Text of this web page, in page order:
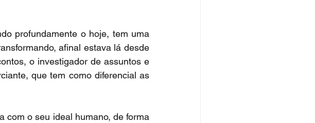
profundamente o hoje, tem uma
afinal estava lá desde
o investigador de assuntos e
que tem como diferencial as
com o seu ideal humano, de forma